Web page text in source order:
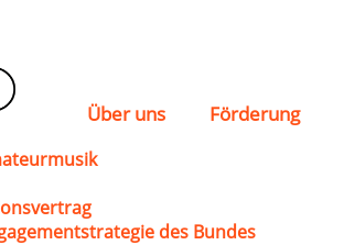
Über uns Förderung
des Bundes